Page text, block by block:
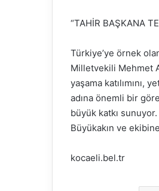
“TAHİR BAŞKANA
Türkiye’ye örnek
Milletvekili Mehmet
yaşama
adına önemli bir
büyük katkı
Büyükakın ve
kocaeli.bel.tr